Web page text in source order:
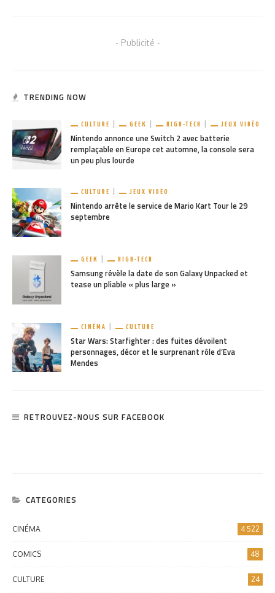
- Publicité -
TRENDING NOW
CULTURE GEEK HIGH-TECH JEUX VIDÉO
Nintendo annonce une Switch 2 avec batterie
remplaçable en Europe cet automne, la console sera
un peu plus lourde
CULTURE JEUX VIDÉO
Nintendo arrête le service de Mario Kart Tour le 29
septembre
GEEK HIGH-TECH
Samsung révèle la date de son Galaxy Unpacked et
tease un pliable « plus large »
CINÉMA CULTURE
Star Wars: Starfighter : des fuites dévoilent
personnages, décor et le surprenant rôle d’Eva
Mendes
RETROUVEZ-NOUS SUR FACEBOOK
CATEGORIES
CINÉMA 4 522
COMICS 48
CULTURE 24